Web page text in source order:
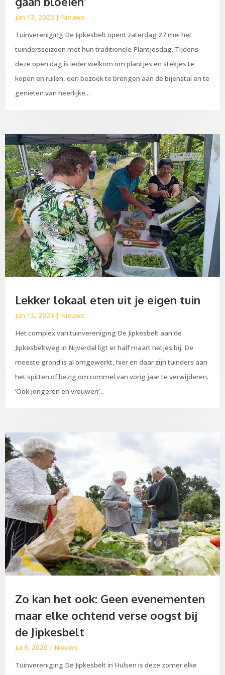
jun 13, 2023 | Nieuws
Tuinvereniging De Jipkesbelt opent zaterdag 27 mei het
tuindersseizoen met hun traditionele Plantjesdag. Tijdens
deze open dag is ieder welkom om plantjes en stekjes te
kopen en ruilen, een bezoek te brengen aan de bijenstal en te
genieten van heerlijke...
Lekker lokaal eten uit je eigen tuin
jun 13, 2021 | Nieuws
Het complex van tuinvereniging De Jipkesbelt aan de
Jipkesbeltweg in Nijverdal ligt er half maart netjes bij. De
meeste grond is al omgewerkt, hier en daar zijn tuinders aan
het spitten of bezig om rommel van vorig jaar te verwijderen.
‘Ook jongeren en vrouwen’...
Zo kan het ook: Geen evenementen
maar elke ochtend verse oogst bij
de Jipkesbelt
jul 8, 2020 | Nieuws
Tuinvereniging De Jipkesbelt in Hulsen is deze zomer elke